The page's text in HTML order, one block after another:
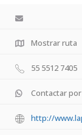
Mostrar ruta
55 5512 7405
Contactar
http://